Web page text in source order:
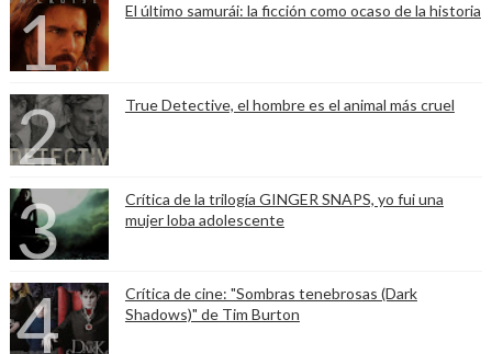
El último samurái: la ficción como ocaso de la historia
True Detective, el hombre es el animal más cruel
Crítica de la trilogía GINGER SNAPS, yo fui una
mujer loba adolescente
Crítica de cine: "Sombras tenebrosas (Dark
Shadows)" de Tim Burton